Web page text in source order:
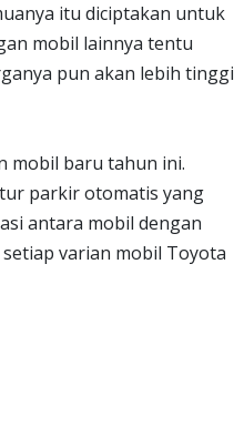
itu diciptakan untuk
mobil lainnya tentu
pun akan lebih tinggi
mobil baru tahun ini.
parkir otomatis yang
antara mobil dengan
varian mobil Toyota